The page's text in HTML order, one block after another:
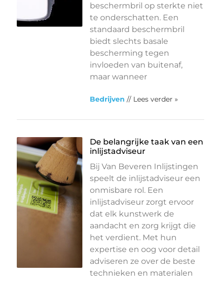
beschermbril op sterkte niet
te onderschatten. Een
standaard beschermbril
biedt slechts basale
bescherming tegen
invloeden van buitenaf,
maar wanneer
Bedrijven // Lees verder »
De belangrijke taak van een
inlijstadviseur
Bij Van Beveren Inlijstingen
speelt de inlijstadviseur een
onmisbare rol. Een
inlijstadviseur zorgt ervoor
dat elk kunstwerk de
aandacht en zorg krijgt die
het verdient. Met hun
expertise en oog voor detail
adviseren ze over de beste
technieken en materialen